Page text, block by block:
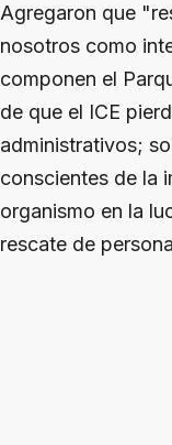
Agregaron que
nosotros como
componen el
de que el ICE
administrativos;
conscientes de la
organismo en la
rescate de